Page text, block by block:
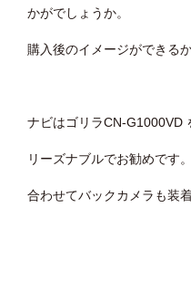
かがでしょうか。
購入後のイメージができる
ナビはゴリラCN-G1000VD
リーズナブルでお勧めです。
合わせてバックカメラも装着